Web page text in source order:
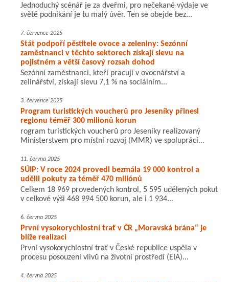
Jednoduchý scénář je za dveřmi, pro nečekané výdaje ve
světě podnikání je tu malý úvěr. Ten se obejde bez...
7. července 2025
Stát podpoří pěstitele ovoce a zeleniny: Sezónní
zaměstnanci v těchto sektorech získají slevu na
pojistném a větší časový rozsah dohod
Sezónní zaměstnanci, kteří pracují v ovocnářství a
zelinářství, získají slevu 7,1 % na sociálním...
3. července 2025
Program turistických voucherů pro Jeseníky přinesl
regionu téměř 300 milionů korun
rogram turistických voucherů pro Jeseníky realizovaný
Ministerstvem pro místní rozvoj (MMR) ve spolupráci...
11. června 2025
SÚIP: V roce 2024 provedl bezmála 19 000 kontrol a
udělil pokuty za téměř 470 miliónů
Celkem 18 969 provedených kontrol, 5 595 udělených pokut
v celkové výši 468 994 500 korun, ale i 1 934...
6. června 2025
První vysokorychlostní trať v ČR „Moravská brána“ je
blíže realizaci
První vysokorychlostní trať v České republice uspěla v
procesu posouzení vlivů na životní prostředí (EIA)...
4. června 2025